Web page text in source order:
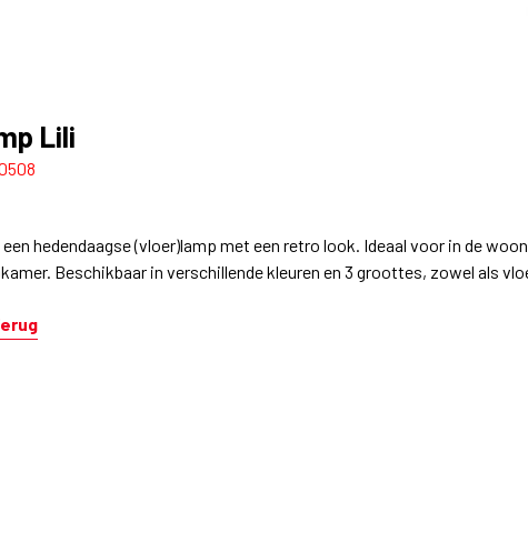
Lili
hedendaagse (vloer)lamp met een retro look. Ideaal voor in de
Beschikbaar in verschillende kleuren en 3 groottes, zowel als